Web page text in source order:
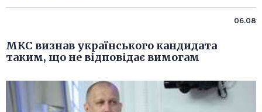
06.08
МКС визнав українського кандидата
таким, що не відповідає вимогам